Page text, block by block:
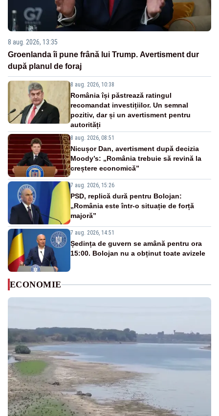
8 aug. 2026, 13:35
Groenlanda îi pune frână lui Trump. Avertisment dur
după planul de foraj
8 aug. 2026, 10:38
România își păstrează ratingul
recomandat investițiilor. Un semnal
pozitiv, dar și un avertisment pentru
autorități
8 aug. 2026, 08:51
Nicușor Dan, avertisment după decizia
Moody’s: „România trebuie să revină la
creștere economică”
7 aug. 2026, 15:26
PSD, replică dură pentru Bolojan:
„România este într-o situație de forță
majoră”
7 aug. 2026, 14:51
Ședința de guvern se amână pentru ora
15:00. Bolojan nu a obținut toate avizele
ECONOMIE